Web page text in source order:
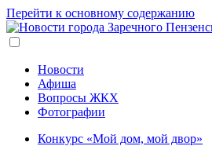
Перейти к основному содержанию
Новости
Афиша
Вопросы ЖКХ
Фотографии
Конкурс «Мой дом, мой двор»